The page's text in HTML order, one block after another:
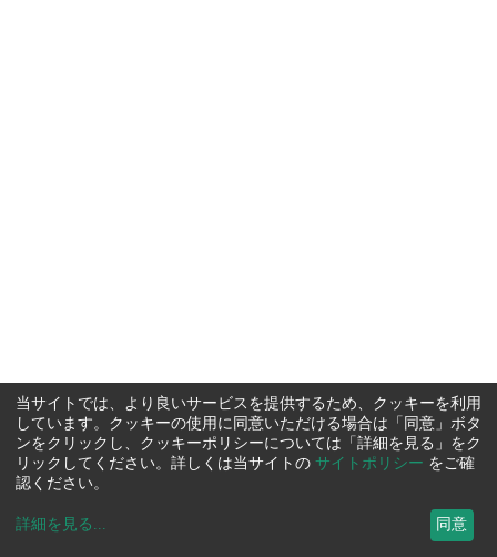
当サイトでは、より良いサービスを提供するため、クッキーを利用
しています。クッキーの使用に同意いただける場合は「同意」ボタ
ンをクリックし、クッキーポリシーについては「詳細を見る」をク
リックしてください。詳しくは当サイトの サイトポリシー をご確
認ください。
詳細を見る ... 同意